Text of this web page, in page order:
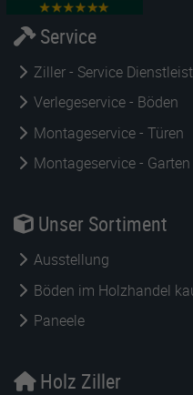
Service
Ziller - Service
Verlegeservice - Böden
Montageservice - Türen
Montageservice - Garten
Unser Sortiment
Ausstellung
Böden im Holzhandel
Paneele
Holz Ziller